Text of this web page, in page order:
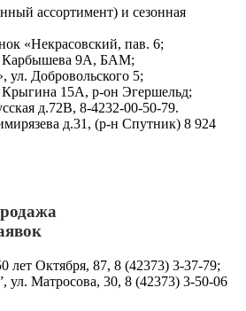
ассортимент) и сезонная
«Некрасовский, пав. 6;
Карбышева 9А, БАМ;
Добровольского 5;
15А, р-он Эгершельд;
д.72В, 8-4232-00-50-79.
д.31, (р-н Спутник) 8 924
Октября, 87, 8 (42373) 3-37-79;
Матросова, 30, 8 (42373) 3-50-06